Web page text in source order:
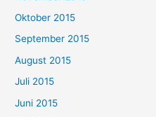
Oktober 2015
September 2015
August 2015
Juli 2015
Juni 2015